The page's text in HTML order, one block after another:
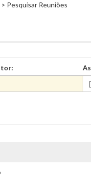
> Pesquisar Reuniões